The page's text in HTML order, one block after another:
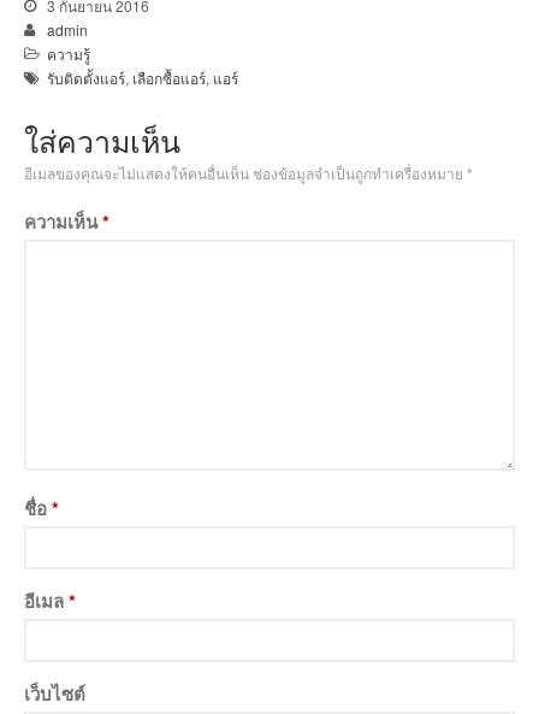
3 กันยายน 2016
admin
ความรู้
รับติดตั้งแอร์, เลือกซื้อแอร์, แอร์
ใส่ความเห็น
อีเมลของคุณจะไม่แสดงให้คนอื่นเห็น ช่องข้อมูลจำเป็นถูกทำเครื่องหมาย *
ความเห็น*
ชื่อ*
อีเมล*
เว็บไซต์